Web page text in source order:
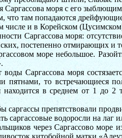
Саргассова моря с его
что там попадаются
числе и в Корейском
Саргассова моря:
постепенно отмирающих и
море небольшое.
Саргассова моря
пятнами, то встречающиеся
находится в среднем от 1 до
саргассы препятствовали
саргассовые водоросли на
через Саргассово море
китобойной матки